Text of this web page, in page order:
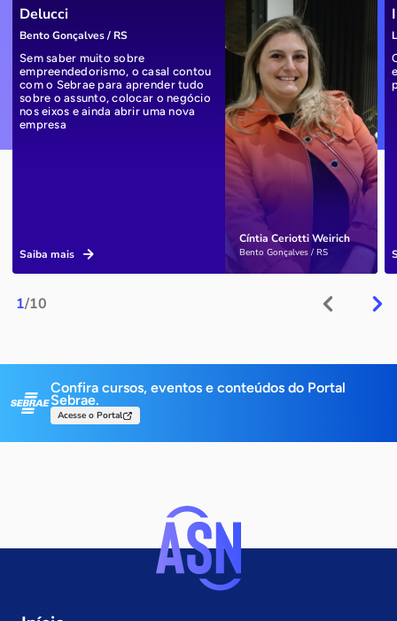
1/10
Cíntia Ceriotti Weirich
Bento Gonçalves / RS
Delucci
Bento Gonçalves / RS
Sem saber muito sobre
empreendedorismo, o casal contou
com o Sebrae para aprender tudo
sobre o assunto, colocar o negócio
nos eixos e ainda abrir uma nova
empresa
Saiba mais
Confira cursos, eventos e conteúdos do Portal
Sebrae.
Acesse o Portal